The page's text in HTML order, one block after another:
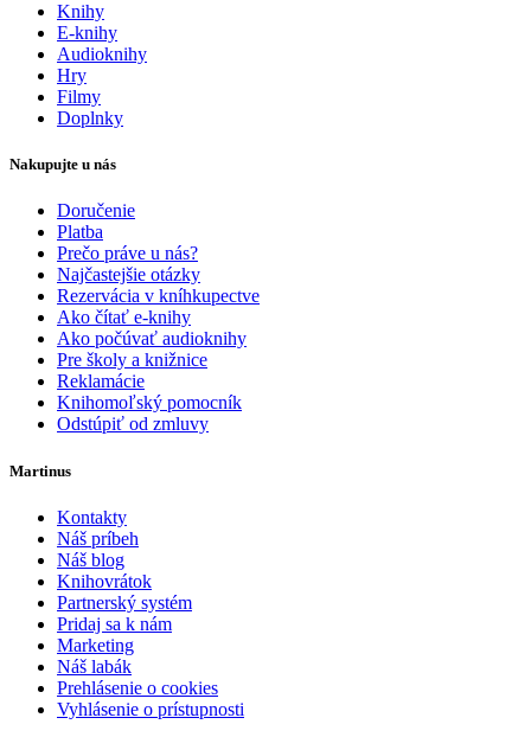
Knihy
E-knihy
Audioknihy
Hry
Filmy
Doplnky
Nakupujte u nás
Doručenie
Platba
Prečo práve u nás?
Najčastejšie otázky
Rezervácia v kníhkupectve
Ako čítať e-knihy
Ako počúvať audioknihy
Pre školy a knižnice
Reklamácie
Knihomoľský pomocník
Odstúpiť od zmluvy
Martinus
Kontakty
Náš príbeh
Náš blog
Knihovrátok
Partnerský systém
Pridaj sa k nám
Marketing
Náš labák
Prehlásenie o cookies
Vyhlásenie o prístupnosti